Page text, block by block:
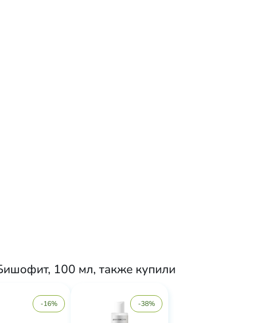
100 мл, также купили
-16% -38%